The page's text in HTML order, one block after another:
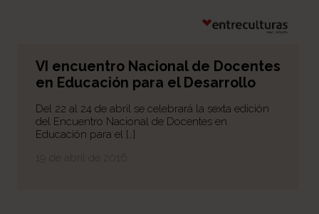
VI encuentro Nacional de Docentes
en Educación para el Desarrollo
Del 22 al 24 de abril se celebrará la sexta edición
del Encuentro Nacional de Docentes en
Educación para el […]